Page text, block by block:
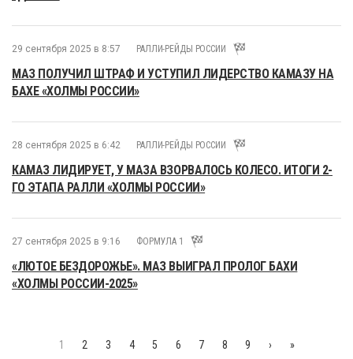
29 сентября 2025 в 8:57 РАЛЛИ-РЕЙДЫ РОССИИ
МАЗ ПОЛУЧИЛ ШТРАФ И УСТУПИЛ ЛИДЕРСТВО КАМАЗУ НА
БАХЕ «ХОЛМЫ РОССИИ»
28 сентября 2025 в 6:42 РАЛЛИ-РЕЙДЫ РОССИИ
КАМАЗ ЛИДИРУЕТ, У МАЗА ВЗОРВАЛОСЬ КОЛЕСО. ИТОГИ 2-
ГО ЭТАПА РАЛЛИ «ХОЛМЫ РОССИИ»
27 сентября 2025 в 9:16 ФОРМУЛА 1
«ЛЮТОЕ БЕЗДОРОЖЬЕ». МАЗ ВЫИГРАЛ ПРОЛОГ БАХИ
«ХОЛМЫ РОССИИ-2025»
1 2 3 4 5 6 7 8 9 › »